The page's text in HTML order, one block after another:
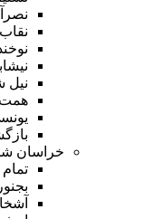
نقاب
نیل
همت
خراسان